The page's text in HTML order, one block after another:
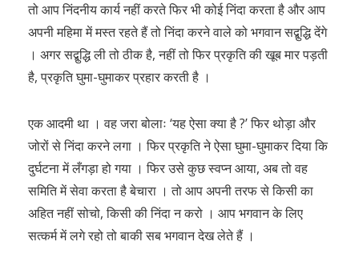
तो आप निंदनीय कार्य नहीं करते फिर भी कोई निंदा करता है और आप
अपनी महिमा में मस्त रहते हैं तो निंदा करने वाले को भगवान सद्बुद्धि देंगे
। अगर सद्बुद्धि ली तो ठीक है, नहीं तो फिर प्रकृति की खूब मार पड़ती
है, प्रकृति घुमा-घुमाकर प्रहार करती है ।
एक आदमी था । वह जरा बोलाः ‘यह ऐसा क्या है ?’ फिर थोड़ा और
जोरों से निंदा करने लगा । फिर प्रकृति ने ऐसा घुमा-घुमाकर दिया कि
दुर्घटना में लँगड़ा हो गया । फिर उसे कुछ स्वप्न आया, अब तो वह
समिति में सेवा करता है बेचारा । तो आप अपनी तरफ से किसी का
अहित नहीं सोचो, किसी की निंदा न करो । आप भगवान के लिए
सत्कर्म में लगे रहो तो बाकी सब भगवान देख लेते हैं ।